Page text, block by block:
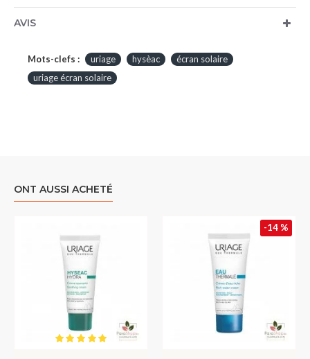
AVIS
Mots-clefs : uriage hysèac
écran solaire
uriage écran solaire
ONT AUSSI ACHETÉ
-14 %